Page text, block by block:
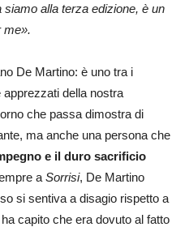
alla terza edizione, è un
me».
De Martino: è uno tra i
della nostra
che passa dimostra di
ma anche una persona che
e il duro sacrificio
a Sorrisi, De Martino
si sentiva a disagio rispetto a
capito che era dovuto al fatto